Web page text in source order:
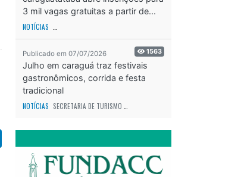
3 mil vagas gratuitas a partir de...
NOTÍCIAS
Publicado em 07/07/2026 1563
Julho em caraguá traz festivais
gastronômicos, corrida e festa
tradicional
NOTÍCIAS SECRETARIA DE TURISMO